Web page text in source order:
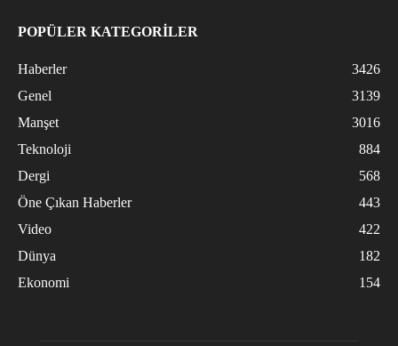
POPÜLER KATEGORİLER
Haberler
3426
Genel
3139
Manşet
3016
Teknoloji
884
Dergi
568
Öne Çıkan Haberler
443
Video
422
Dünya
182
Ekonomi
154